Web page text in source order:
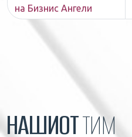
на Бизнис Ангели
НАШИОТТИМ